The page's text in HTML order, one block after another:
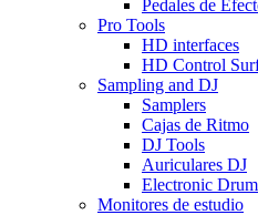
Pedales de
Pro Tools
HD interfaces
HD Control
Sampling and DJ
Samplers
Cajas de Ritmo
DJ Tools
Auriculares DJ
Electronic
Monitores de estudio